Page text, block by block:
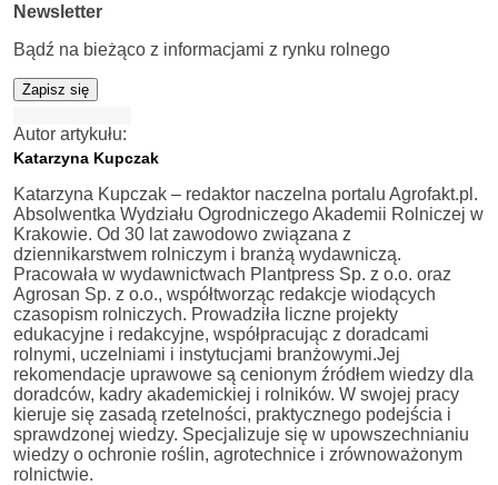
Newsletter
Bądź na bieżąco z informacjami z rynku rolnego
Zapisz się
Autor artykułu:
Katarzyna Kupczak
Katarzyna Kupczak – redaktor naczelna portalu Agrofakt.pl.
Absolwentka Wydziału Ogrodniczego Akademii Rolniczej w
Krakowie. Od 30 lat zawodowo związana z
dziennikarstwem rolniczym i branżą wydawniczą.
Pracowała w wydawnictwach Plantpress Sp. z o.o. oraz
Agrosan Sp. z o.o., współtworząc redakcje wiodących
czasopism rolniczych. Prowadziła liczne projekty
edukacyjne i redakcyjne, współpracując z doradcami
rolnymi, uczelniami i instytucjami branżowymi.Jej
rekomendacje uprawowe są cenionym źródłem wiedzy dla
doradców, kadry akademickiej i rolników. W swojej pracy
kieruje się zasadą rzetelności, praktycznego podejścia i
sprawdzonej wiedzy. Specjalizuje się w upowszechnianiu
wiedzy o ochronie roślin, agrotechnice i zrównoważonym
rolnictwie.